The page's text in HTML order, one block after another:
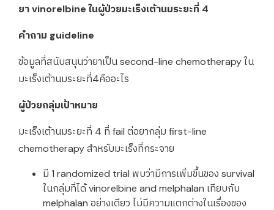
ยา vinorelbine ในผู้ป่วยมะเร็งเต้านมระยะที่ 4
คำถาม guideline
ข้อมูลที่สนับสนุนว่ายาเป็น second-line chemotherapy ใน
มะเร็งเต้านมระยะที่4คืออะไร
ผู้ป่วยกลุ่มเป้าหมาย
มะเร็งเต้านมระยะที่ 4 ที่ fail ต่อยากลุ่ม first-line
chemotherapy สำหรับมะเร็งที่กระจาย
มี 1 randomized trial พบว่ามีการเพิ่มขึ้นของ survival
ในกลุ่มที่ได้ vinorelbine and melphalan เทียบกับ
melphalan อย่างเดียว ไม่มีความแตกต่างในเรื่องของ